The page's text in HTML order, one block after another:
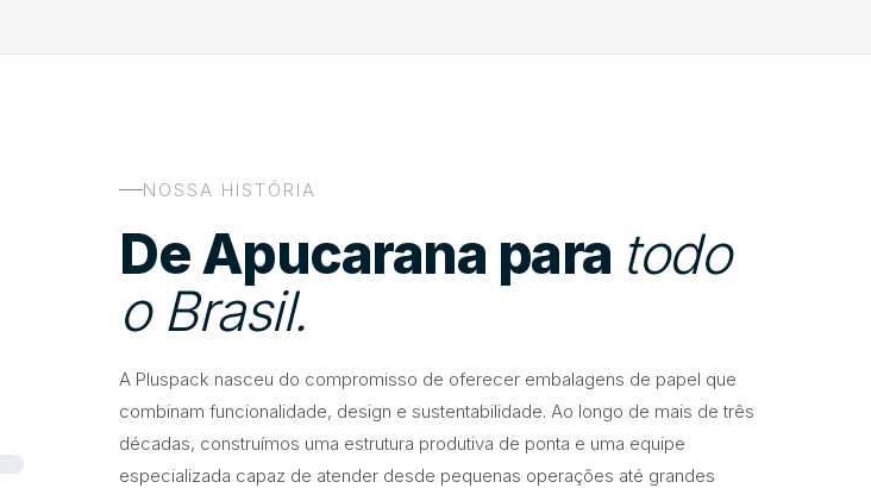
NOSSA HISTÓRIA
De Apucarana para todo
o Brasil.
A Pluspack nasceu do compromisso de oferecer embalagens de papel que
combinam funcionalidade, design e sustentabilidade. Ao longo de mais de três
décadas, construímos uma estrutura produtiva de ponta e uma equipe
especializada capaz de atender desde pequenas operações até grandes